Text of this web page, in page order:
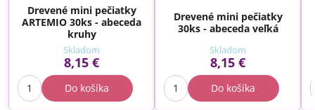
Drevené mini pečiatky
ARTEMIO 30ks - abeceda
kruhy
Skladom
8,15 €
Do košíka
Drevené mini pečiatky
30ks - abeceda veľká
Skladom
8,15 €
Do košíka